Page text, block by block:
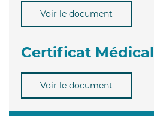
Voir le document
Certificat Médical
Voir le document